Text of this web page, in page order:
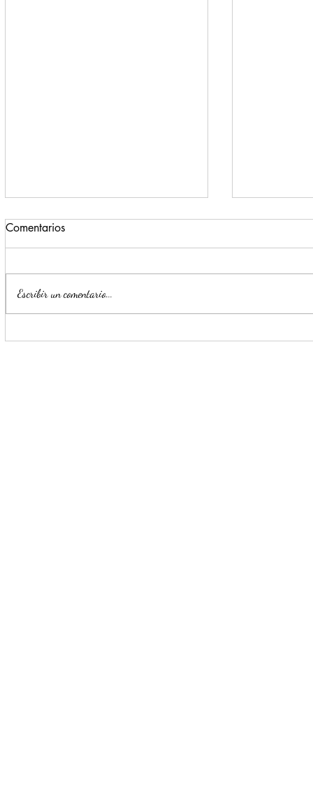
Monterrey invita a formar
Estrategia
Comentarios
Escribir un comentario...